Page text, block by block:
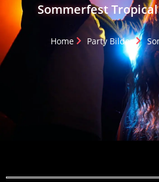
Sommerfest
Home Party Bilder